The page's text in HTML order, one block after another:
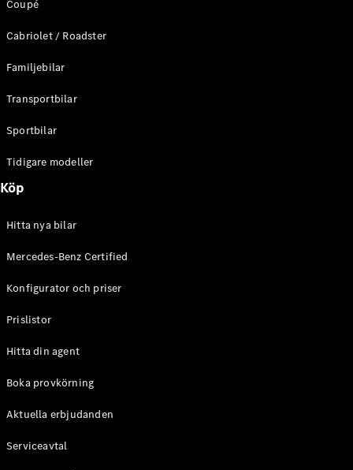
Terrain
E-Klass
Kombi
E-Klass
Terrain
Konfigurator
Store
A-Klass
Konfigurator
Mercedes-
Benz Online
Coupé
Cabriolet / Roadster
Familjebilar
Transportbilar
Sportbilar
Tidigare modeller
Köp
Hitta nya bilar
Mercedes-Benz Certified
Konfigurator och priser
Prislistor
Hitta din agent
Boka provkörning
Aktuella erbjudanden
Serviceavtal